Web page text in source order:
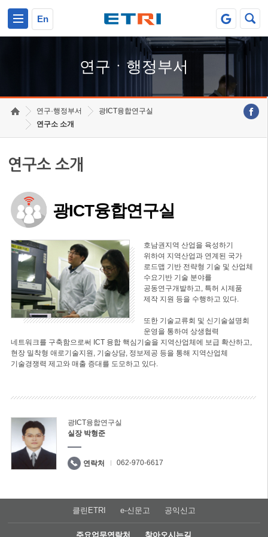
En
연구ㆍ행정부서
연구·행정부서
광ICT융합연구실
연구소 소개
연구소 소개
광ICT융합연구실
호남권지역 산업을 육성하기
위하여 지역산업과 연계된 국가
로드맵 기반 전략형 기술 및 산업체
수요기반 기술 분야를
공동연구개발하고, 특허 시제품
제작 지원 등을 수행하고 있다.
또한 기술교류회 및 신기술설명회
운영을 통하여 상생협력
네트워크를 구축함으로써 ICT 융합 핵심기술을 지역산업체에 보급 확산하고,
현장 밀착형 애로기술지원, 기술상담, 정보제공 등을 통해 지역산업체
기술경쟁력 제고와 매출 증대를 도모하고 있다.
광ICT융합연구실
실장 박형준
연락처 062-970-6617
클린ETRI e-신문고 공익신고
주요업무연락처 찾아오시는길